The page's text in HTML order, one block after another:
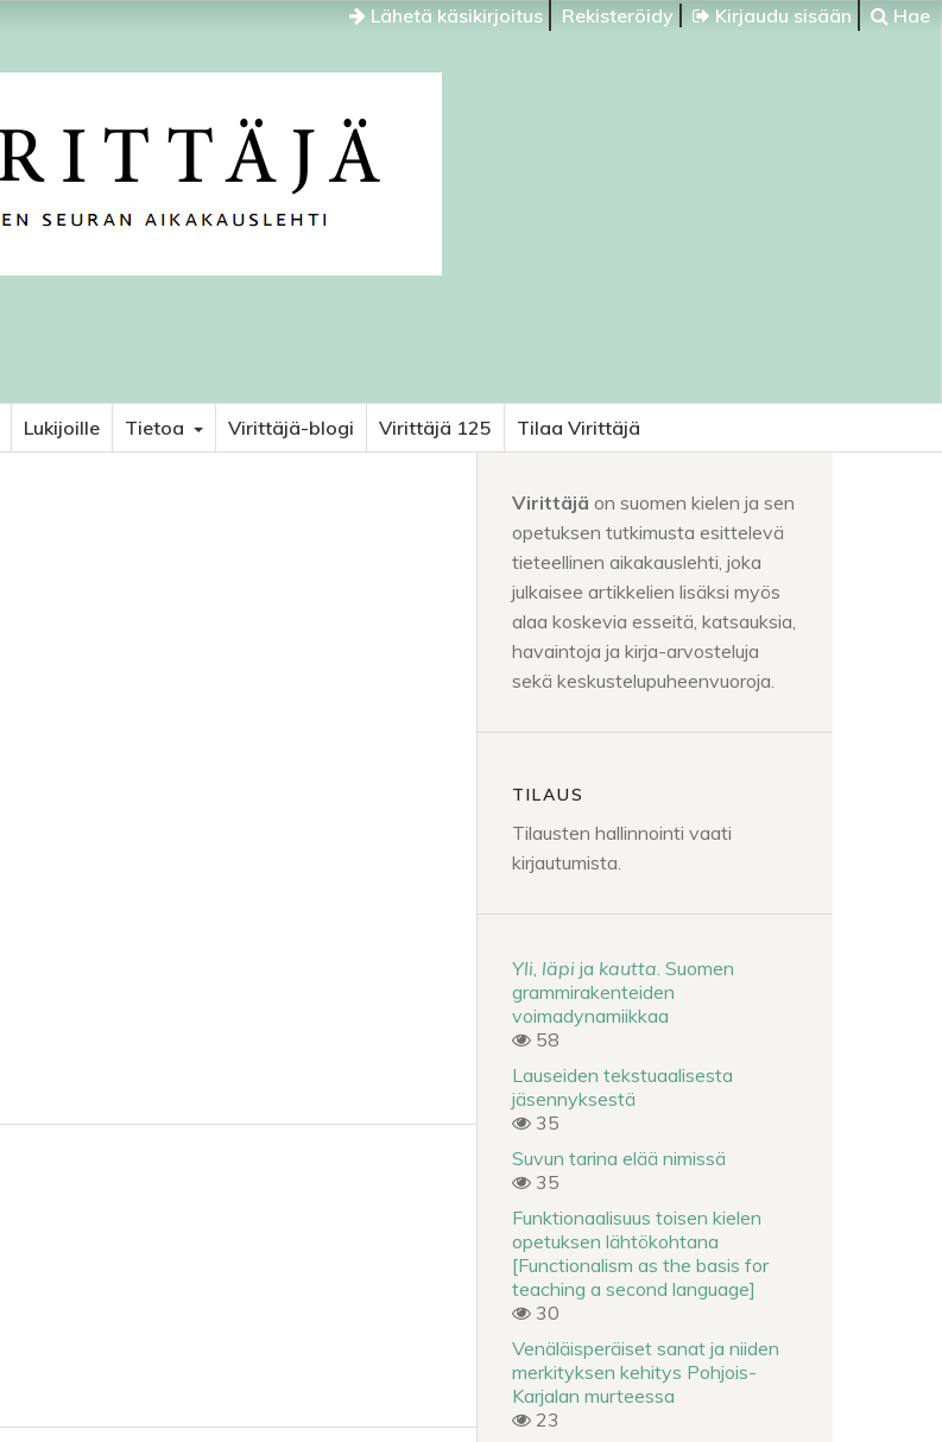
Lähetä käsikirjoitus Rekisteröidy Kirjaudu sisään Hae
Lukijoille Tietoa Virittäjä-blogi Virittäjä 125 Tilaa Virittäjä
Virittäjä on suomen kielen ja sen
opetuksen tutkimusta esittelevä
tieteellinen aikakauslehti, joka
julkaisee artikkelien lisäksi myös
alaa koskevia esseitä, katsauksia,
havaintoja ja kirja-arvosteluja
sekä keskustelupuheenvuoroja.
TILAUS
Tilausten hallinnointi vaati
kirjautumista.
Yli läpi ja kautta . Suomen
grammirakenteiden
voimadynamiikkaa
58
Lauseiden tekstuaalisesta
jäsennyksestä
35
Suvun tarina elää nimissä
35
Funktionaalisuus toisen kielen
opetuksen lähtökohtana
[Functionalism as the basis for
teaching a second language]
30
Venäläisperäiset sanat ja niiden
merkityksen kehitys Pohjois-
Karjalan murteessa
23